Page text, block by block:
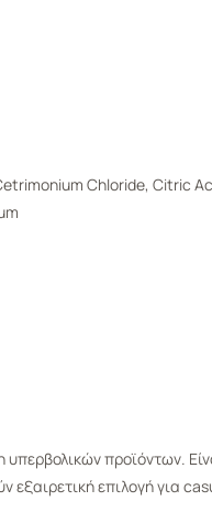
Chloride, Citric
προϊόντων.
εξαιρετική επιλογή για